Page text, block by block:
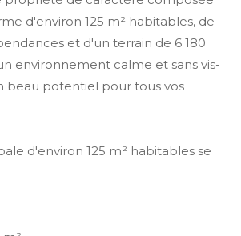
d'environ 125 m² habitables, de
et d'un terrain de 6 180
environnement calme et sans vis-
beau potentiel pour tous vos
d'environ 125 m² habitables se